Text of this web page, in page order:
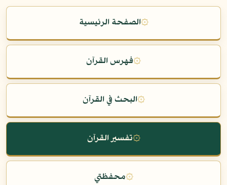
۞الصفحة الرئيسية
۞فهرس القرآن
۞البحث في القرآن
۞تفسير القرآن
۞محفظتي